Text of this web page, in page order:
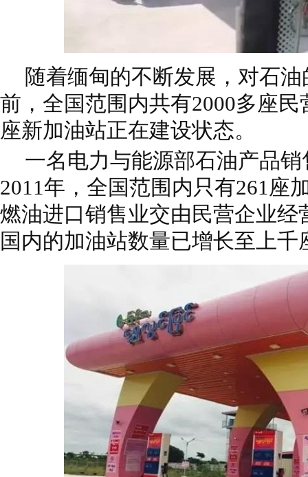
随着缅甸的不断发展，对石
前，全国范围内共有2000多座
座新加油站正在建设状态。
一名电力与能源部石油产品
2011年，全国范围内只有261座
燃油进口销售业交由民营企业经
国内的加油站数量已增长至上千